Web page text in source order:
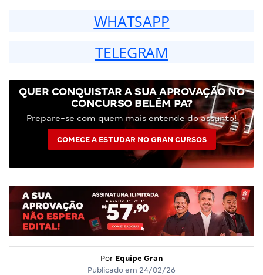
WHATSAPP
TELEGRAM
QUER CONQUISTAR A SUA APROVAÇÃO NO
CONCURSO BELÉM PA?
Prepare-se com quem mais entende do assunto!
COMECE A ESTUDAR NO GRAN CURSOS
Por Equipe Gran
Publicado em 24/02/26